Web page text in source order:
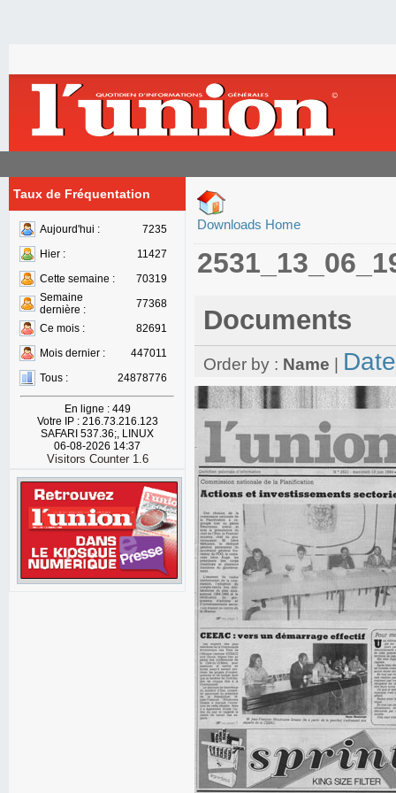
Taux de Fréquentation
Aujourd'hui :
7235
Hier :
11427
Cette semaine :
70319
Semaine
dernière :
77368
Ce mois :
82691
Mois dernier :
447011
Tous :
24878776
En ligne : 449
Votre IP : 216.73.216.123
SAFARI 537.36;, LINUX
06-08-2026 14:37
Visitors Counter 1.6
Downloads Home
Documents
Order by : Name Date